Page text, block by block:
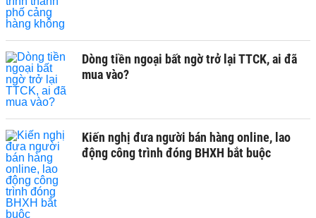
Dòng tiền ngoại bất ngờ trở lại TTCK, ai đã
mua vào?
Kiến nghị đưa người bán hàng online, lao
động công trình đóng BHXH bắt buộc